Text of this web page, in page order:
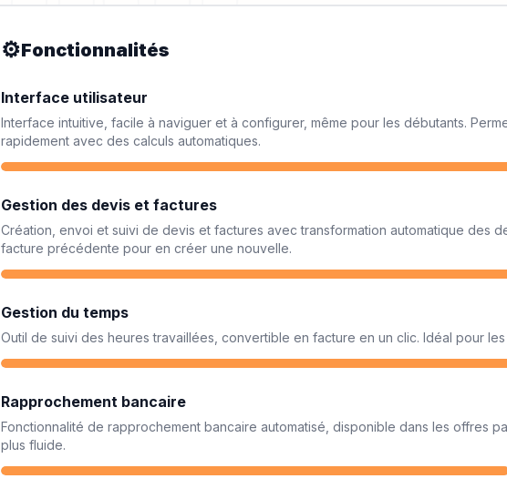
⚙️Fonctionnalités
Interface utilisateur
Interface intuitive, facile à naviguer et à configurer, même pour les débutants.
rapidement avec des calculs automatiques.
Gestion des devis et factures
Création, envoi et suivi de devis et factures avec transformation automatique des
facture précédente pour en créer une nouvelle.
Gestion du temps
Outil de suivi des heures travaillées, convertible en facture en un clic. Idéal pour
Rapprochement bancaire
Fonctionnalité de rapprochement bancaire automatisé, disponible dans les offres
plus fluide.